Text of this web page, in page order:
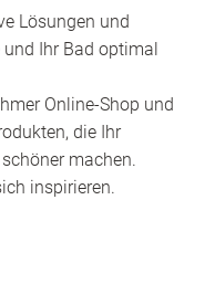
Lösungen und
und Ihr Bad optimal
Online-Shop und
die Ihr
machen.
inspirieren.